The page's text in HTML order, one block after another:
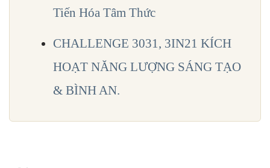
Tiến Hóa Tâm Thức
CHALLENGE 3031, 3IN21 KÍCH
HOẠT NĂNG LƯỢNG SÁNG TẠO
& BÌNH AN.